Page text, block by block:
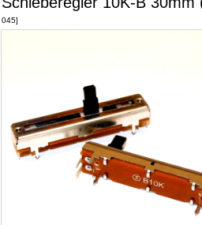
Einloggen
Bisherige Bestellungen
045]